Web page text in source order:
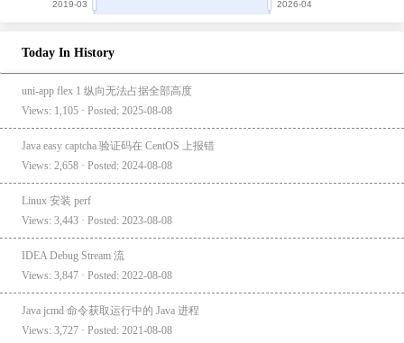
Today In History
uni-app flex 1 纵向无法占据全部高度
Views: 1,105 · Posted: 2025-08-08
Java easy captcha 验证码在 CentOS 上报错
Views: 2,658 · Posted: 2024-08-08
Linux 安装 perf
Views: 3,443 · Posted: 2023-08-08
IDEA Debug Stream 流
Views: 3,847 · Posted: 2022-08-08
Java jcmd 命令获取运行中的 Java 进程
Views: 3,727 · Posted: 2021-08-08